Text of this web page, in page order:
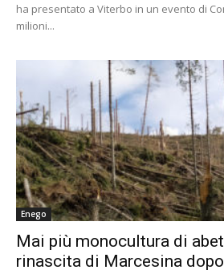
ha presentato a Viterbo in un evento di
milioni...
Enego
Mai più monocultura di
rinascita di Marcesina